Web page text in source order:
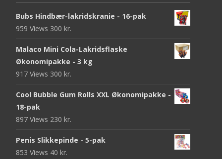
Bubs Hindbær-lakridskranie - 16-pak
959 Views 300 kr.
Malaco Mini Cola-Lakridsflaske
Økonomipakke - 3 kg
917 Views 300 kr.
Cool Bubble Gum Rolls XXL Økonomipakke -
18-pak
897 Views 230 kr.
Penis Slikkepinde - 5-pak
853 Views 40 kr.